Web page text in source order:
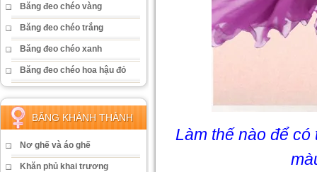
Băng đeo chéo vàng
Băng đeo chéo trắng
Băng đeo chéo xanh
Băng đeo chéo hoa hậu đỏ
BĂNG KHÁNH THÀNH
Nơ ghế và áo ghế
Khăn phủ khai trương
Làm thế nào để